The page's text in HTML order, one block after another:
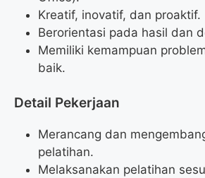
Kreatif, inovatif, dan proaktif.
Berorientasi pada hasil dan
Memiliki kemampuan
baik.
Detail Pekerjaan
Merancang dan
pelatihan.
Melaksanakan pelatihan